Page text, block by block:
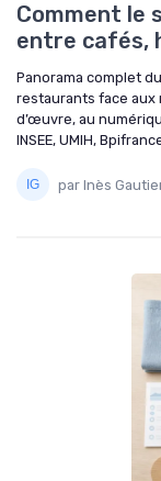
Comment le
entre cafés,
Panorama complet
restaurants face aux
d’œuvre, au
INSEE, UMIH,
par Inès